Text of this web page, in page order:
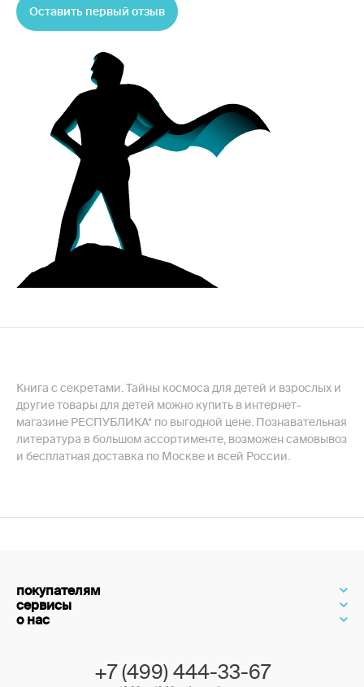
Оставить первый отзыв
Книга с секретами. Тайны космоса для детей и взрослых и
другие товары для детей можно купить в интернет-
магазине РЕСПУБЛИКА* по выгодной цене. Познавательная
литература в большом ассортименте, возможен самовывоз
и бесплатная доставка по Москве и всей России.
покупателям
сервисы
о нас
+7 (499) 444-33-67